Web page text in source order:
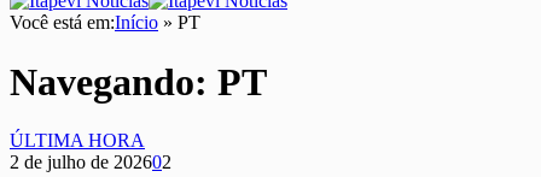
Você está em:Início » PT
Navegando: PT
ÚLTIMA HORA
2 de julho de 202602